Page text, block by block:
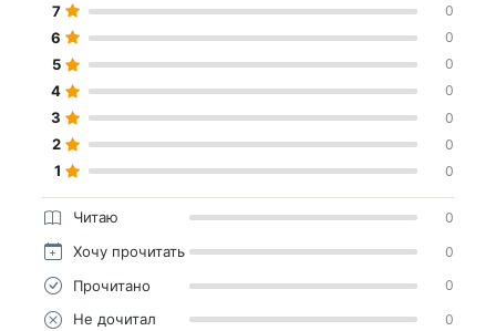
7 0
6 0
5 0
4 0
3 0
2 0
1 0
Читаю 0
Хочу прочитать 0
Прочитано 0
Не дочитал 0